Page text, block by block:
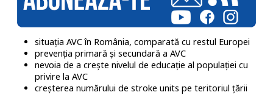
situația AVC în România, comparată cu restul Europei
prevenția primară și secundară a AVC
nevoia de a crește nivelul de educație al populației cu
privire la AVC
creșterea numărului de stroke units pe teritoriul țării